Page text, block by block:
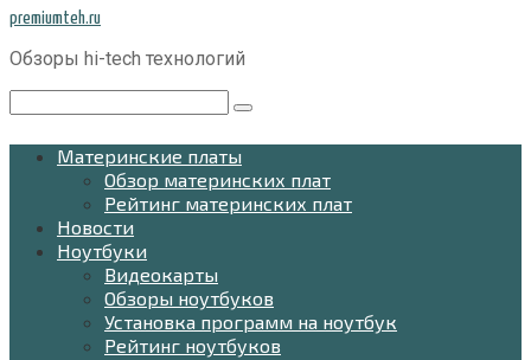
Перейти
контенту
premiumteh.ru
Обзоры hi-tech технологий
Материнские платы
Обзор материнских плат
Рейтинг материнских плат
Новости
Ноутбуки
Видеокарты
Обзоры ноутбуков
Установка программ на ноутбук
Рейтинг ноутбуков